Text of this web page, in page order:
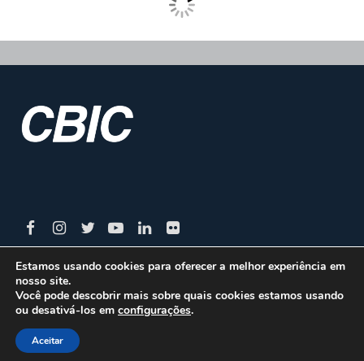
CBIC | SBN Quadra 01 – Bloco I – 4º Andar Edifício:
Armando Monteiro Neto - CEP 70.040-913 - Brasília/DF
Estamos usando cookies para oferecer a melhor experiência em
nosso site.
Você pode descobrir mais sobre quais cookies estamos usando
ou desativá-los em configurações.
Aceitar